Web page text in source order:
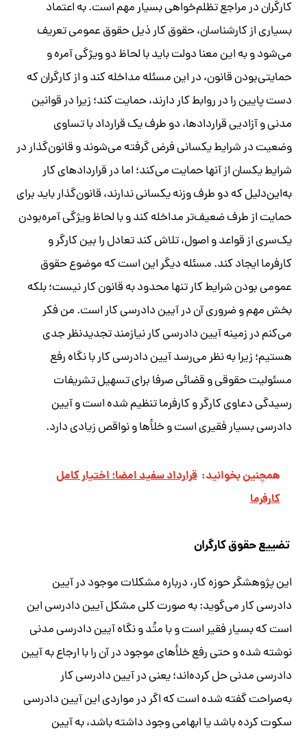
کارگران در مراجع تظلم‌خواهی بسیار مهم است. به اعتماد
بسیاری از کارشناسان، حقوق کار ذیل حقوق عمومی تعریف
می‌شود و به این معنا دولت باید با لحاظ دو ویژگی آمره و
حمایتی‌بودن قانون، در این مسئله مداخله کند و از کارگران که
دست پایین را در روابط کار دارند، حمایت کند؛ زیرا در قوانین
مدنی و آزادیی قراردادها، دو طرف یک قرارداد با تساوی
وضعیت در شرایط یکسانی فرض گرفته می‌شوند و قانون‌گذار در
شرایط یکسان از آنها حمایت می‌کند؛ اما در قراردادهای کار
به‌این‌دلیل که دو طرف وزنه یکسانی ندارند، قانون‌گذار باید برای
حمایت از طرف ضعیف‌تر مداخله کند و با لحاظ ویژگی آمره‌بودن
یک‌سری از قواعد و اصول، تلاش کند تعادل را بین کارگر و
کارفرما ایجاد کند. مسئله دیگر این است که موضوع حقوق
عمومی بودن شرایط کار تنها محدود به قانون کار نیست؛ بلکه
بخش مهم و ضروری آن در آیین دادرسی کار است. من فکر
می‌کنم در زمینه آیین دادرسی کار نیازمند تجدیدنظر جدی
هستیم؛ زیرا به نظر می‌رسد آیین دادرسی کار با نگاه رفع
مسئولیت حقوقی و قضائی صرفا برای تسهیل تشریفات
رسیدگی دعاوی کارگر و کارفرما تنظیم شده است و آیین
دادرسی بسیار فقیری است و خلأها و نواقص زیادی دارد.
همچنین بخوانید: قرارداد سفید امضا؛ اختیار کامل
کارفرما
تضییع حقوق کارگران
این پژوهشگر حوزه کار، درباره مشکلات موجود در آیین
دادرسی کار می‌گوید: به صورت کلی مشکل آیین دادرسی این
است که بسیار فقیر است و با متُد و نگاه آیین دادرسی مدنی
نوشته شده و حتی رفع خلأهای موجود در آن را با ارجاع به آیین
دادرسی مدنی حل کرده‌اند؛ یعنی در آیین دادرسی کار
به‌صراحت گفته شده است که اگر در مواردی این آیین دادرسی
سکوت کرده باشد یا ابهامی وجود داشته باشد، به آیین